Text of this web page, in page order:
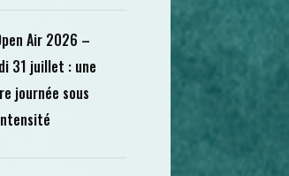
Air 2026 –
31 juillet : une
journée sous